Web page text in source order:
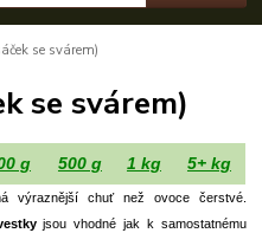
se svárem)
se svárem)
g 500 g 1 kg 5+ kg
výraznější chuť než ovoce čerstvé.
jsou vhodné jak k samostatnému